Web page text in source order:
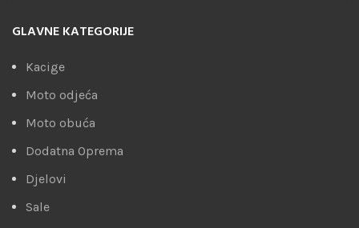
GLAVNE KATEGORIJE
Kacige
Moto odjeća
Moto obuća
Dodatna Oprema
Djelovi
Sale